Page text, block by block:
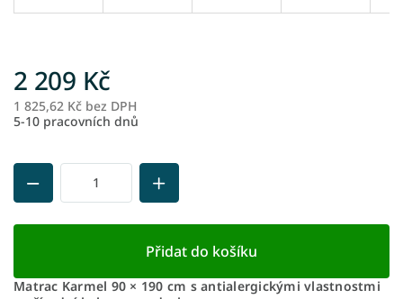
2 209 Kč
1 825,62 Kč bez DPH
5-10 pracovních dnů
Přidat do košíku
Matrac Karmel 90 × 190 cm s antialergickými vlastnostmi